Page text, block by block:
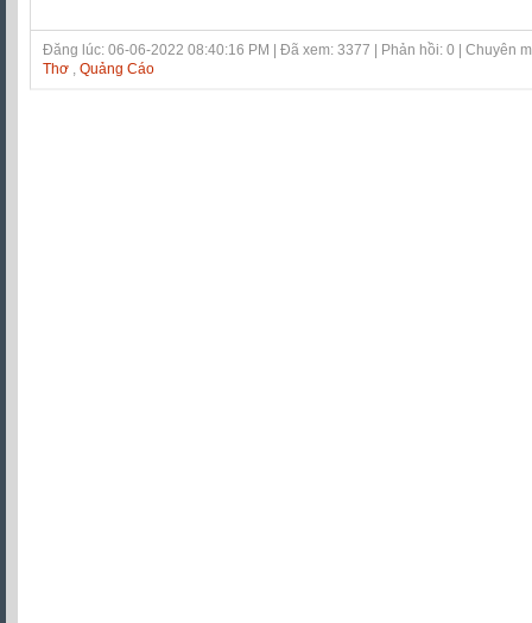
Đăng lúc: 06-06-2022 08:40:16 PM | Đã xem: 3377 | Phản hồi: 0 | Chuyên
Thơ , Quảng Cáo